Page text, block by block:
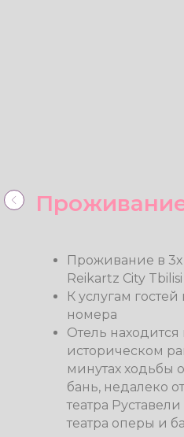
Питание
Вкуснейшее 2-3х
Полезное и
питание
ДАТЫ